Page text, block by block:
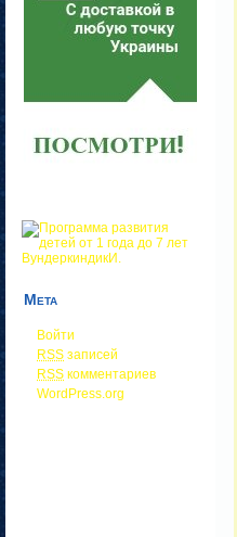
Мета
Войти
RSS записей
RSS комментариев
WordPress.org